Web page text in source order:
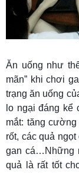
Ăn uống như
mãn” khi chơi
trạng ăn uống
lo ngại đáng kể
mắt: tăng
rốt, các quả
gan cá…Những
quả là rất tốt